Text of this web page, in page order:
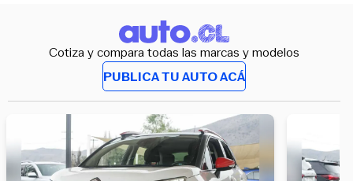
Cotiza y compara todas las marcas y modelos
PUBLICA TU AUTO ACÁ